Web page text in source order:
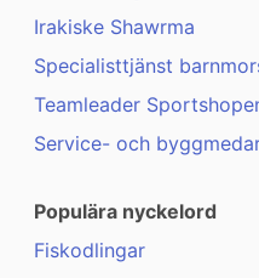
Irakiske Shawrma
Specialisttjänst
Teamleader
Service- och
Populära nyckelord
Fiskodlingar